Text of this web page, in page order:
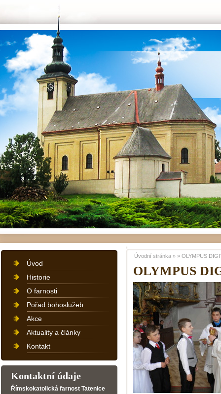
OLYMPUS
Úvodní stránka » » OLYMPUS
Úvod
Historie
O farnosti
Pořad bohoslužeb
Akce
Aktuality a články
Kontakt
Kontaktní údaje
Římskokatolická farnost Tatenice